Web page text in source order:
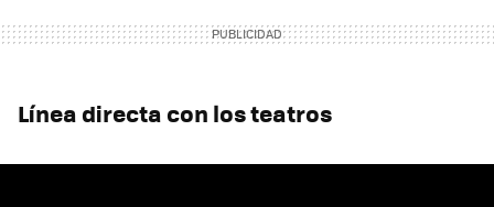
Línea directa con los teatros